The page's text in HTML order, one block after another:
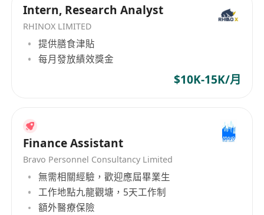
8.定期与客户联系，报告理财产品的收益情况，向
客户介绍新的金融服务、理财产品及金融市场动
向，维护良好的信任关系；
9.通过开放式的产品平台，为客户提供涵盖多种资
2. 提供系统性专业培训,（包括岗前培训、在职培
训、提升培训等），内容丰富（包括产品培训、营
销技巧、沟通交际培训等），形式多样（包括讲
座、三方合作论坛以及香港课程培训）定期前往香
港参加课程培训，到知名金融机构参观、学习；
3. 提供多种旅游奖励计划，包括国内外旅游和培
Intern, Research Analyst
RHINOX LIMITED
提供膳食津貼
每月發放績效獎金
$10K-15K/月
Finance Assistant
Bravo Personnel Consultancy Limited
無需相關經驗，歡迎應屆畢業生
工作地點九龍觀塘，5天工作制
額外醫療保險